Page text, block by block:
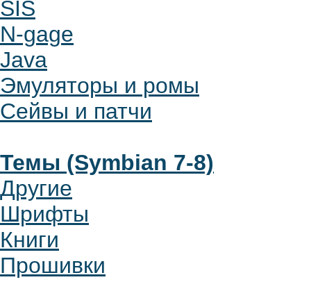
SIS
N-gage
Java
Эмуляторы и ромы
Сейвы и патчи
Темы (Symbian 7-8)
Другие
Шрифты
Книги
Прошивки